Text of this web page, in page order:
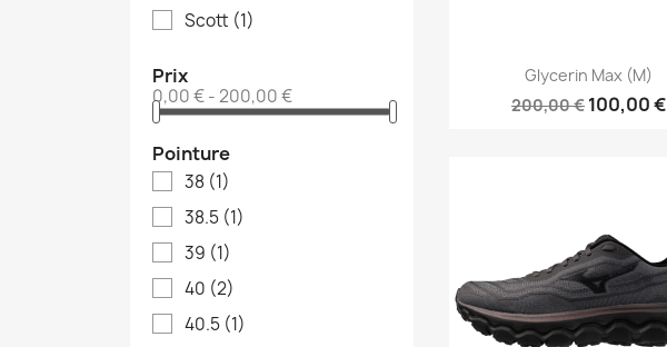
Scott (1)
Prix
0,00 € - 200,00 €
Pointure
38 (1)
38.5 (1)
39 (1)
40 (2)
40.5 (1)
Aperçu rapide
Glycerin Max (M)
200,00 € 100,00 €